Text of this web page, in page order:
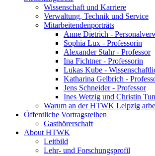
Wissenschaft und Karriere
Verwaltung, Technik und Service
Mitarbeitendenporträts
Anne Dietrich -
Sophia Lux - Professorin
Alexander Stahr - Professor
Ina Fichtner - Professorin
Lukas Kube -
Katharina Gelbrich -
Jens Schneider - Professor
Ines Wetzig und Christin
Warum an der HTWK Leipzig
Öffentliche Vortragsreihen
Gasthörerschaft
About HTWK
Leitbild
Lehr- und Forschungsprofil